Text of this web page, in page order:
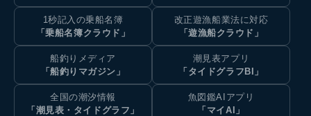
1秒記入の乗船名簿
「乗船名簿クラウド」
改正遊漁船業法に対応
「遊漁船クラウド」
船釣りメディア
「船釣りマガジン」
潮見表アプリ
「タイドグラフBI」
全国の潮汐情報
「潮見表・タイドグラフ」
魚図鑑AIアプリ
「マイAI」